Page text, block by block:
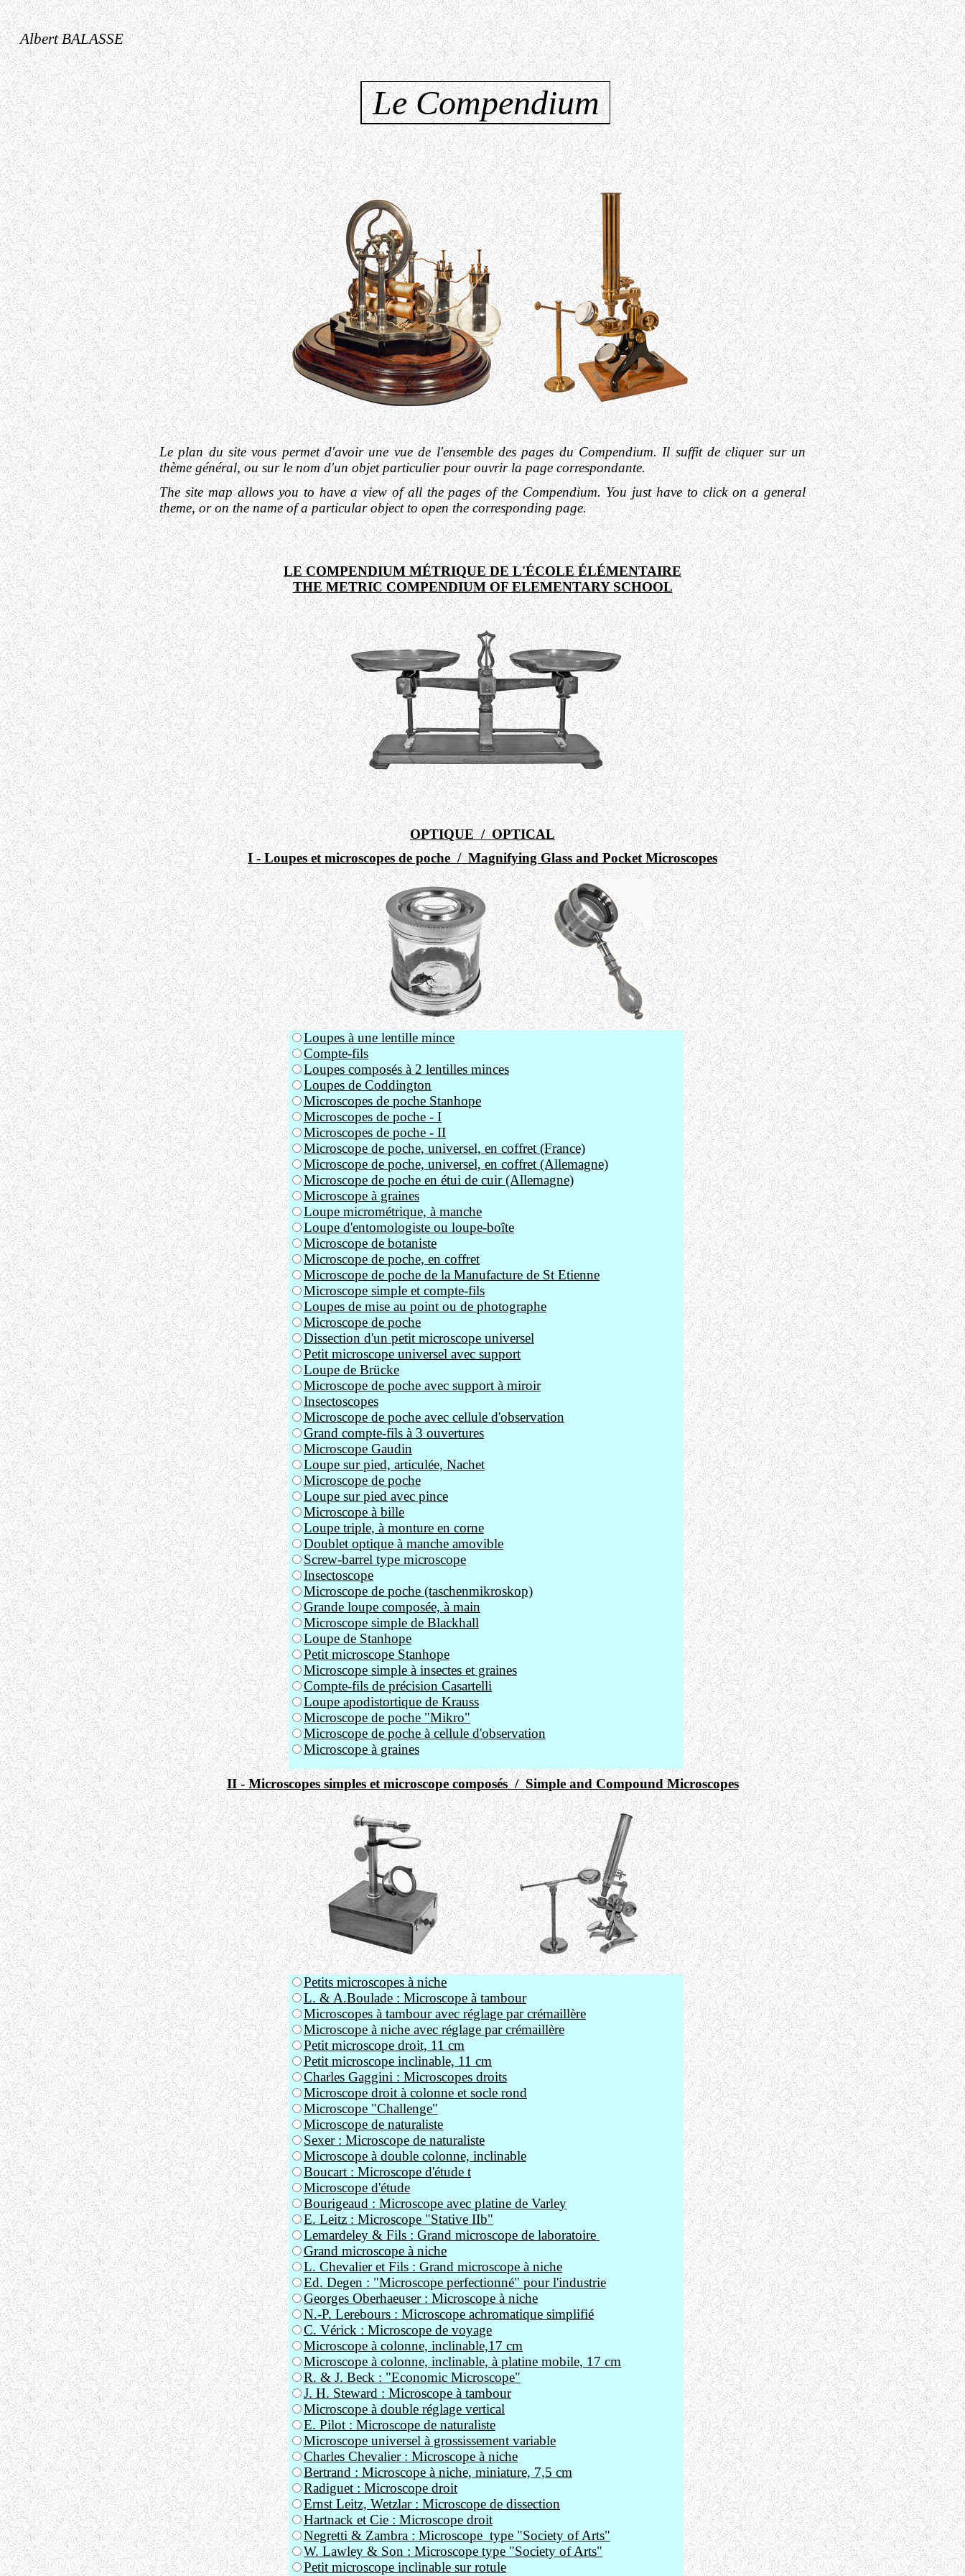
Albert BALASSE
Le Compendium
Le plan du site vous permet d'avoir une vue de l'ensemble des pages du Compendium. Il suffit de cliquer sur un
thème général, ou sur le nom d'un objet particulier pour ouvrir la page correspondante.
The site map allows you to have a view of all the pages of the Compendium.You just have to clickon a general
theme, or on the name of a particular object to open the corresponding page.
LE COMPENDIUM MÉTRIQUE DE L'ÉCOLE ÉLÉMENTAIRE
THE METRIC COMPENDIUM OF ELEMENTARY SCHOOL
OPTIQUE / OPTICAL
I - Loupes et microscopes de poche/Magnifying Glass and Pocket Microscopes
Loupes à une lentille mince
Compte-fils
Loupes composés à 2 lentilles minces
Loupes de Coddington
Microscopes de poche Stanhope
Microscopes de poche - I
Microscopes de poche - II
Microscope de poche, universel, en coffret (France)
Microscope de poche, universel, en coffret (Allemagne)
Microscope de poche en étui de cuir (Allemagne)
Microscope à graines
Loupe micrométrique, à manche
Loupe d'entomologiste ou loupe-boîte
Microscope de botaniste
Microscope de poche, en coffret
Microscope de poche de la Manufacture de St Etienne
Microscope simple et compte-fils
Loupes de mise au point ou de photographe
Microscope de poche
Dissection d'un petit microscope universel
Petit microscope universel avec support
Loupe de Brücke
Microscope de poche avec support à miroir
Insectoscopes
Microscope de poche avec cellule d'observation
Grand compte-fils à 3 ouvertures
Microscope Gaudin
Loupe sur pied, articulée, Nachet
Microscope de poche
Loupe sur pied avec pince
Microscope à bille
Loupe triple, à monture en corne
Doublet optique à manche amovible
Screw-barrel type microscope
Insectoscope
Microscope de poche (taschenmikroskop)
Grande loupe composée, à main
Microscope simple de Blackhall
Loupe de Stanhope
Petit microscope Stanhope
Microscope simple à insectes et graines
Compte-fils de précision Casartelli
Loupe apodistortique de Krauss
Microscope de poche "Mikro"
Microscope de poche à cellule d'observation
Microscope à graines
II - Microscopes simples et microscope composés/Simple and Compound Microscopes
Petits microscopes à niche
L. & A.Boulade : Microscope à tambour
Microscopes à tambour avec réglage par crémaillère
Microscope à niche avec réglage par crémaillère
Petit microscope droit, 11 cm
Petit microscope inclinable, 11 cm
Charles Gaggini : Microscopes droits
Microscope droit à colonne et socle rond
Microscope "Challenge"
Microscope de naturaliste
Sexer : Microscope de naturaliste
Microscope à double colonne, inclinable
Boucart : Microscope d'étude t
Microscope d'étude
Bourigeaud : Microscope avec platine de Varley
E. Leitz : Microscope "Stative IIb"
Lemardeley & Fils : Grand microscope de laboratoire
Grand microscope à niche
L. Chevalier et Fils : Grand microscope à niche
Ed. Degen : "Microscope perfectionné" pour l'industrie
Georges Oberhaeuser : Microscope à niche
N.-P. Lerebours : Microscope achromatique simplifié
C. Vérick : Microscope de voyage
Microscope à colonne, inclinable,17 cm
Microscope à colonne, inclinable, à platine mobile, 17 cm
R. & J. Beck : "Economic Microscope"
J. H. Steward : Microscope à tambour
Microscope à double réglage vertical
E. Pilot : Microscope de naturaliste
Microscope universel à grossissement variable
Charles Chevalier : Microscope à niche
Bertrand : Microscope à niche, miniature, 7,5 cm
Radiguet : Microscope droit
Ernst Leitz, Wetzlar : Microscope de dissection
Hartnack et Cie : Microscope droit
Negretti & Zambra : Microscope type "Society of Arts"
W. Lawley & Son : Microscope type "Society of Arts"
Petit microscope inclinable sur rotule